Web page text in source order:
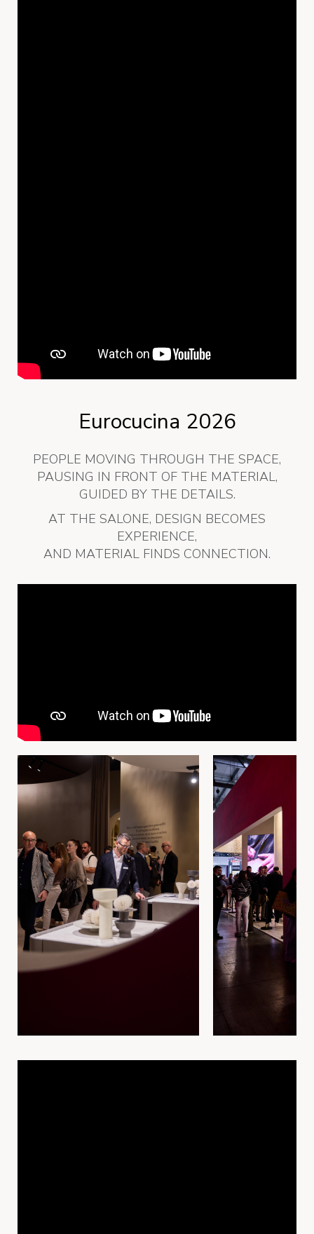
Eurocucina 2026
PEOPLE MOVING THROUGH THE SPACE,
PAUSING IN FRONT OF THE MATERIAL,
GUIDED BY THE DETAILS.
AT THE SALONE, DESIGN BECOMES
EXPERIENCE,
AND MATERIAL FINDS CONNECTION.